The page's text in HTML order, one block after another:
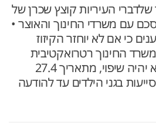
העיריות קוצץ שכרן של
עם משרדי החינוך והאוצר •
כי אם לא יוחזר הקיזוז
החינוך רטרואקטיבית
מחודש מרץ 25 ואם לא יהיה שיפוי, מתאריך 27.4
בגני הילדים עד להודעה